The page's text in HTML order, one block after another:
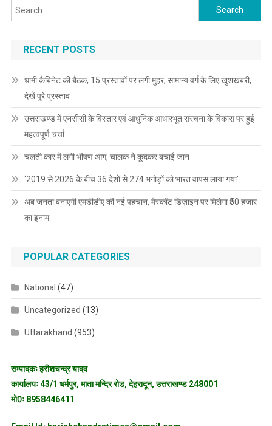
Search
for:
RECENT POSTS
धामी कैबिनेट की बैठक, 15 प्रस्तावों पर लगी मुहर, सामान्य वर्ग के लिए खुशखबरी,
देखें पूरे प्रस्ताव
उत्तराखण्ड में एनसीसी के विस्तार एवं आधुनिक आधारभूत संरचना के विकास पर हुई
महत्वपूर्ण चर्चा
चलती कार में लगी भीषण आग, चालक ने कूदकर बचाई जान
‘2019 से 2026 के बीच 36 देशों से 274 भगोड़ों को भारत वापस लाया गया’
अब जनता बनाएगी एमडीडीए की नई पहचान, मैस्कॉट डिज़ाइन पर मिलेगा ₹50 हजार
का इनाम
POPULAR CATEGORIES
National (47)
Uncategorized (13)
Uttarakhand (953)
सम्पादकः हरीशचन्द्र यादव
कार्यालयः 43/1 धर्मपुर, माता मन्दिर रोड, देहरादून, उत्तराखण्ड 248001
मो0ः 8958446411